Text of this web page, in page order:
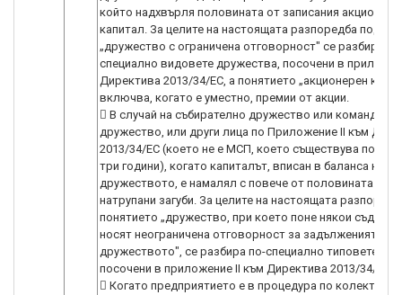
който надхвърля половината от записания
капитал. За целите на настоящата разпоредба под
„дружество с ограничена отговорност" се разбира
специално видовете дружества, посочени в
Директива 2013/34/ЕС, а понятието „акционерен
включва, когато е уместно, премии от акции.
 В случай на събирателно дружество или командитно
дружество, или други лица по Приложение II към
2013/34/ЕС (което не е МСП, което съществува по-
три години), когато капиталът, вписан в баланса на
дружеството, е намалял с повече от половината
натрупани загуби. За целите на настоящата
понятието „дружество, при което поне някои
носят неограничена отговорност за задълженията на
дружеството", се разбира по-специално типовете
посочени в приложение II към Директива 2013/34/ЕС.
 Когато предприятието е в процедура по колективна